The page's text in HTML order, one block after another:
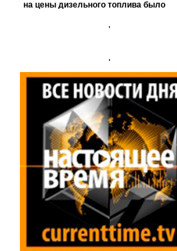
'
'